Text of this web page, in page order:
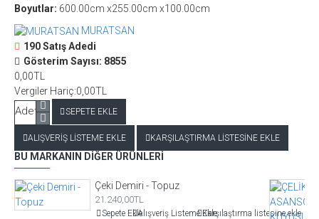
Boyutlar: 600.00cm x255.00cm x100.00cm
MURATSAN
190 Satış Adedi
Gösterim Sayısı: 8855
0,00TL
Vergiler Hariç:0,00TL
Adet SEPETE EKLE
ALIŞVERIŞ LISTEME EKLE KARŞILAŞTIRMA LISTESINE EKLE
BU MARKANIN DIĞER ÜRÜNLERI
Çeki Demiri - Topuz
21.240,00TL
Sepete EkleAlışveriş Listeme EkleKarşılaştırma listesine ekle